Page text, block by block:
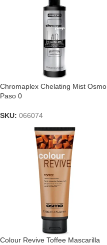
Chromaplex Chelating Mist Osmo
Paso 0
SKU: 066074
Colour Revive Toffee Mascarilla